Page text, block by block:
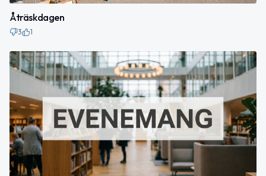
Åträskdagen
3 1